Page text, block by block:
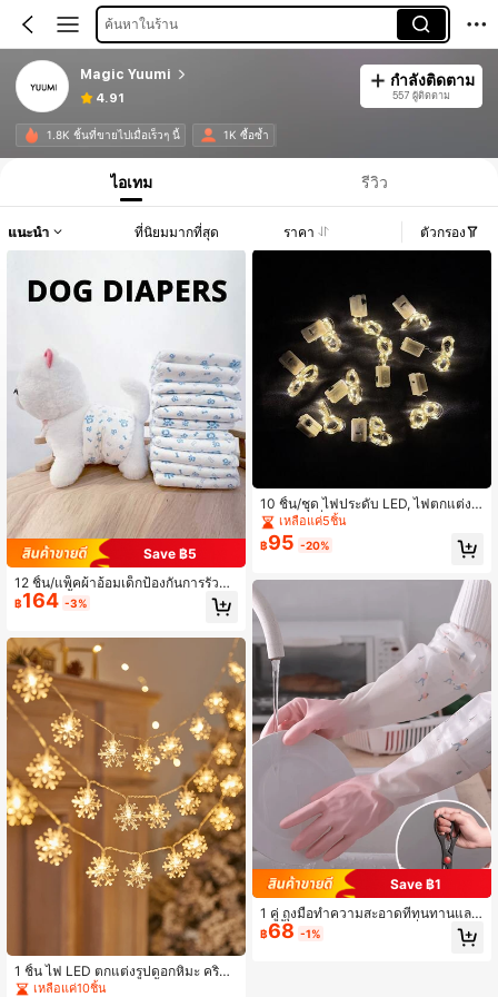
ค้นหาในร้าน
Magic Yuumi
4.91
กำลังติดตาม
557 ผู้ติดตาม
1.8K ชิ้นที่ขายไปเมื่อเร็วๆ นี้ 1K ซื้อซ้ำ
ไอเทม รีวิว
แนะนำ ที่นิยมมากที่สุด ราคา ตัวกรอง
Save ฿5
12 ชิ้น/แพ็คผ้าอ้อมเด็กป้องกันการรั่วแบ
บใช้แล้วทิ้ง สำหรับสุนัขชาย - ให้บ้านข
องคุณสะอาดและสัตว์เลี้ยงของคุณสบา
฿164 -3%
1 ชิ้น ไฟ LED ตกแต่งรูปดอกหิมะ คริสต์
มาส, ไฟตกแต่งงานปาร์ตี้, ตกแต่งคริส
เหลือแค่10ชิ้น
10 ชิ้น/ชุด ไฟประดับ LED, ไฟตกแต่งใ
ช้แบตเตอรี่สำหรับบ้าน, กลางแจ้ง, งาน
แต่งงาน, ปาร์ตี้, วันหยุด (39.37 นิ้ว/7
8.74 นิ้ว, 10 ชิ้น/20 ชิ้น)
เหลือแค่5ชิ้น
฿95 -20%
Save ฿1
1 คู่ ถุงมือทำความสะอาดที่ทนทานและ
กันน้ำสำหรับงานบ้าน - กันลื่นและทนท
านต่อการสึกหรอ เหมาะสำหรับใช้ในครั
฿68 -1%